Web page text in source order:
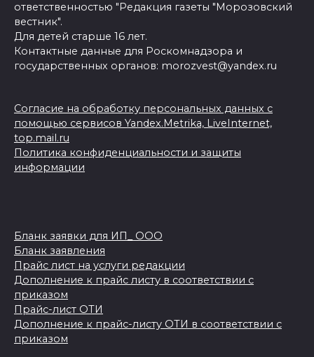
ответственностью "Редакция газеты "Морозовский
вестник".
Для детей старше 16 лет.
Контактные данные для Роскомнадзора и
государственных органов: morozvest@yandex.ru
Согласие на обработку персональных данных с
помощью сервисов Yandex.Metrika, LiveInternet,
top.mail.ru
Политика конфиденциальности и защиты
информации
Бланк заявки для ИП_ ООО
Бланк заявления
Прайс лист на услуги редакции
Дополнение к прайс листу в соответствии с
приказом
Прайс-лист ОТИ
Дополнение к прайс-листу ОТИ в соответствии с
приказом